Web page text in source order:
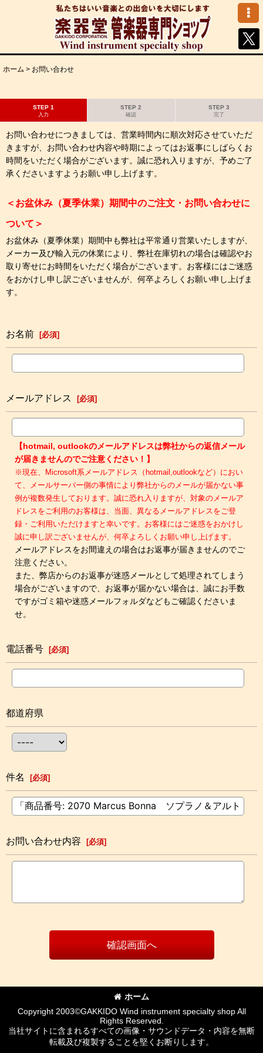
ホーム > お問い合わせ
STEP 1
入力
STEP 2
確認
STEP 3
完了
お問い合わせにつきましては、営業時間内に順次対応させていただ
きますが、お問い合わせ内容や時期によってはお返事にしばらくお
時間をいただく場合がございます。誠に恐れ入りますが、予めご了
承くださいますようお願い申し上げます。
＜お盆休み（夏季休業）期間中のご注文・お問い合わせに
ついて＞
お盆休み（夏季休業）期間中も弊社は平常通り営業いたしますが、
メーカー及び輸入元の休業により、弊社在庫切れの場合は確認やお
取り寄せにお時間をいただく場合がございます。お客様にはご迷惑
をおかけし申し訳ございませんが、何卒よろしくお願い申し上げま
す。
お名前 [必須]
メールアドレス [必須]
【hotmail, outlookのメールアドレスは弊社からの返信メール
が届きませんのでご注意ください！】
※現在、Microsoft系メールアドレス（hotmail,outlookなど）におい
て、メールサーバー側の事情により弊社からのメールが届かない事
例が複数発生しております。誠に恐れ入りますが、対象のメールア
ドレスをご利用のお客様は、当面、異なるメールアドレスをご登
録・ご利用いただけますと幸いです。お客様にはご迷惑をおかけし
誠に申し訳ございませんが、何卒よろしくお願い申し上げます。
メールアドレスをお間違えの場合はお返事が届きませんのでご
注意ください。
また、弊店からのお返事が迷惑メールとして処理されてしまう
場合がございますので、お返事が届かない場合は、誠にお手数
ですがゴミ箱や迷惑メールフォルダなどもご確認くださいま
せ。
電話番号 [必須]
都道府県
件名 [必須]
お問い合わせ内容 [必須]
確認画面へ
ホーム
Copyright 2003©GAKKIDO Wind instrument specialty shop All
Rights Reserved.
当社サイトに含まれるすべての画像・サウンドデータ・内容を無断
転載及び複製することを堅くお断りします。